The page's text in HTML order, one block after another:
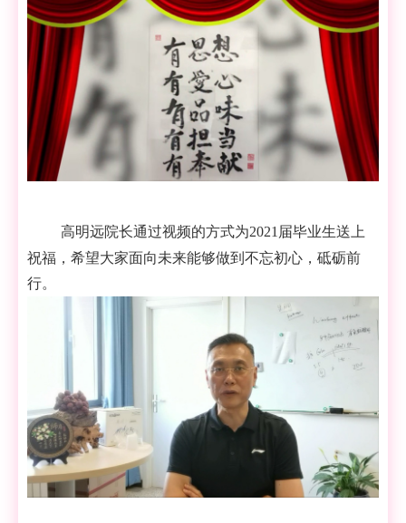
高明远院长通过视频的方式为2021 届毕业生送上
祝福，希望大家面向未来能够做到不忘初心，砥砺前
行。